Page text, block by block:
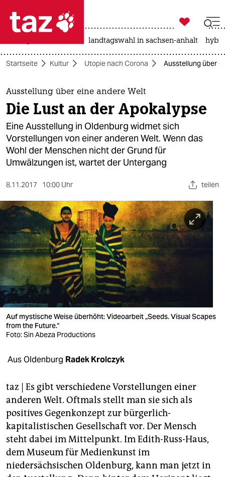
 taz zahl ich
taz zahl ich
themen
politik
öko
gesellschaft
kultur
sport
berlin
nord
wahrheit
verlag
verlag
veranstaltungen
unterstützen
abo
genossenschaft
epaper login

taz zahl ich
landtagswahl in sachsen-anhalt
Startseite Kultur Utopie nach Corona Ausstellung über
Ausstellung über eine andere Welt
Die Lust an der Apokalypse
Eine Ausstellung in Oldenburg widmet sich
Vorstellungen von einer anderen Welt. Wenn das
Wohl der Menschen nicht der Grund für
Umwälzungen ist, wartet der Untergang
8.11.2017 10:00 Uhr teilen
Auf mystische Weise überhöht: Videoarbeit „Seeds. Visual Scapes
from the Future.“
Foto: Sin Abeza Productions
Aus Oldenburg Radek Krolczyk
taz | Es gibt verschiedene Vorstellungen einer
anderen Welt. Oftmals stellt man sie sich als
positives Gegenkonzept zur bürgerlich-
kapitalistischen Gesellschaft vor. Der Mensch
steht dabei im Mittelpunkt. Im Edith-Russ-Haus,
dem Museum für Medienkunst im
niedersächsischen Oldenburg, kann man jetzt in